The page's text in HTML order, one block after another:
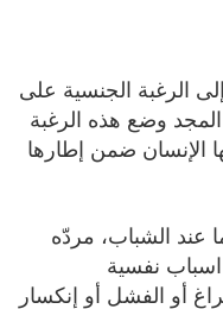
الرغبة الجنسية على
المجد وضع هذه الرغبة
الإنسان ضمن إطارها
عند الشباب، مردّه
اسباب نفسية
أو الفشل أو إنكسار